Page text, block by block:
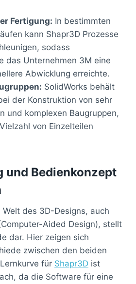
Fertigung: In bestimmten
kann Shapr3D Prozesse
sodass
das Unternehmen 3M eine
Abwicklung erreichte.
SolidWorks behält
der Konstruktion von sehr
und komplexen Baugruppen,
von Einzelteilen
und Bedienkonzept
Welt des 3D-Designs, auch
Aided Design), stellt
dar. Hier zeigen sich
zwischen den beiden
für Shapr3D ist
da die Software für eine